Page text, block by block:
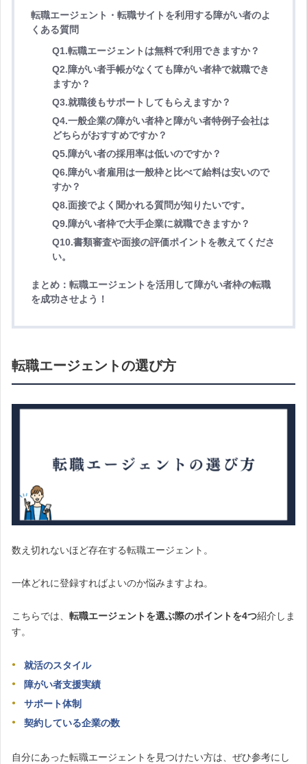
転職エージェント・転職サイトを利用する障がい者のよ
くある質問
Q1.転職エージェントは無料で利用できますか？
Q2.障がい者手帳がなくても障がい者枠で就職でき
ますか？
Q3.就職後もサポートしてもらえますか？
Q4.一般企業の障がい者枠と障がい者特例子会社は
どちらがおすすめですか？
Q5.障がい者の採用率は低いのですか？
Q6.障がい者雇用は一般枠と比べて給料は安いので
すか？
Q8.面接でよく聞かれる質問が知りたいです。
Q9.障がい者枠で大手企業に就職できますか？
Q10.書類審査や面接の評価ポイントを教えてくださ
い。
まとめ：転職エージェントを活用して障がい者枠の転職
を成功させよう！
転職エージェントの選び方
数え切れないほど存在する転職エージェント。
一体どれに登録すればよいのか悩みますよね。
こちらでは、 転職エージェントを選ぶ際のポイントを4つ紹介しま
す。
就活のスタイル
障がい者支援実績
サポート体制
契約している企業の数
自分にあった転職エージェントを見つけたい方は、ぜひ参考にし